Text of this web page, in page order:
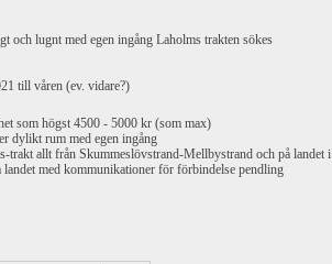
och lugnt med egen ingång Laholms trakten sökes
till våren (ev. vidare?)
som högst 4500 - 5000 kr (som max)
dylikt rum med egen ingång
trakt allt från Skummeslövstrand-Mellbystrand och på landet i
med kommunikationer för förbindelse pendling